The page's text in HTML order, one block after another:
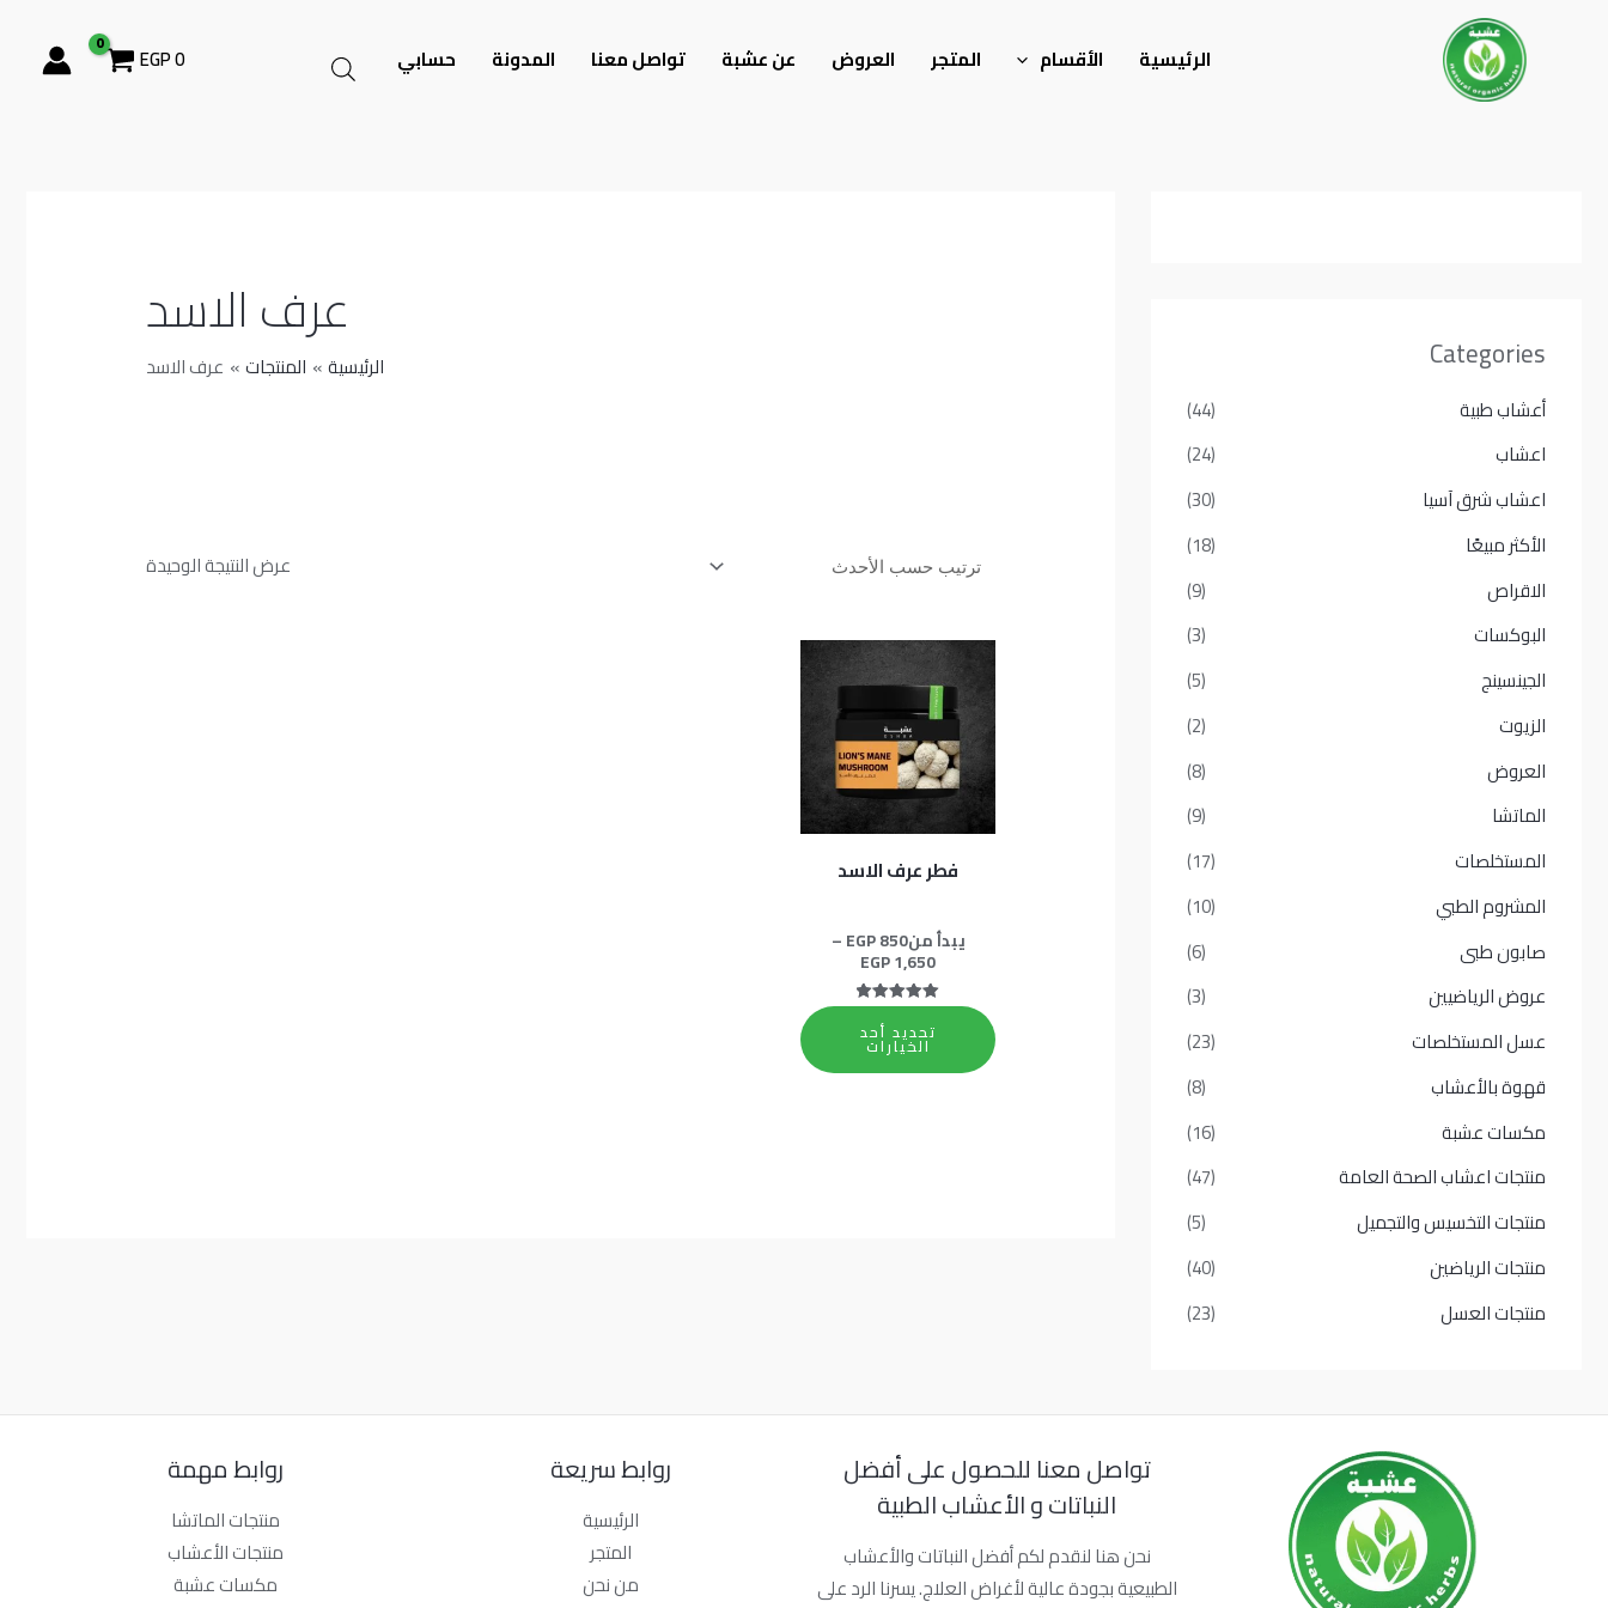
الرئيسية الأقسام المتجر العروض عن عشبة تواصل معنا المدونة حسابي EGP0
Categories
أعشاب طبية
(44)
اعشاب
(24)
اعشاب شرق آسيا
(30)
الأكثر مبيعًا​
(18)
الاقراص
(9)
البوكسات
(3)
الجينسينج
(5)
الزيوت
(2)
العروض
(8)
الماتشا
(9)
المستخلصات
(17)
المشروم الطبي
(10)
صابون طبى
(6)
عروض الرياضيين
(3)
عسل المستخلصات
(23)
قهوة بالأعشاب
(8)
مكسات عشبة
(16)
منتجات اعشاب الصحة العامة
(47)
منتجات التخسيس والتجميل
(5)
منتجات الرياضين
(40)
منتجات العسل
(23)
عرف الاسد
الرئيسية المنتجات عرف الاسد
عرض النتيجة الوحيدة
فطر عرف الاسد
يبدأ من EGP850
–
EGP1,650
نطاق
السعر:
من
خلال
⁦EGP 1,650⁩
5.00
من 5
تحديد أحد
الخيارات
لهذا
المنتج
تواصل معنا للحصول على أفضل
النباتات و الأعشاب الطبية
نحن هنا لنقدم لكم أفضل النباتات والأعشاب
الطبيعية بجودة عالية لأغراض العلاج. يسرنا الرد على
روابط سريعة
الرئيسية
المتجر
من نحن
روابط مهمة
منتجات الماتشا
منتجات الأعشاب
مكسات عشبة